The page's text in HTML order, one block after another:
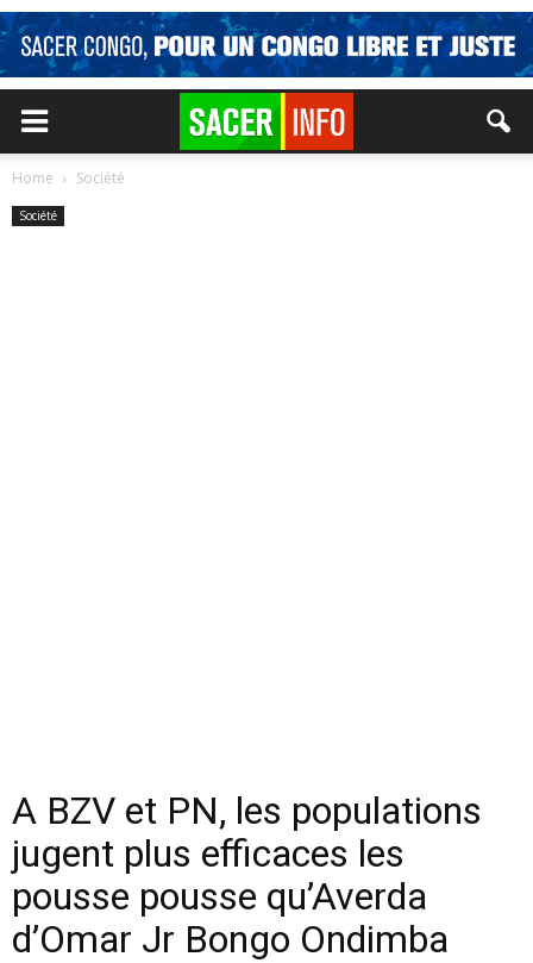
Home Société
Société
A BZV et PN, les populations
jugent plus efficaces les
pousse pousse qu’Averda
d’Omar Jr Bongo Ondimba